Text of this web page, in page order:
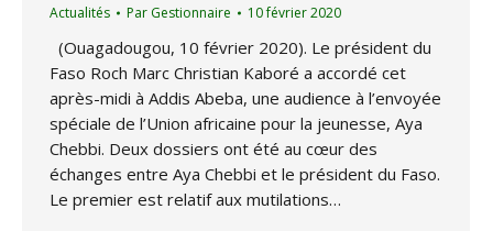
Actualités Par Gestionnaire 10 février 2020
(Ouagadougou, 10 février 2020). Le président du
Faso Roch Marc Christian Kaboré a accordé cet
après-midi à Addis Abeba, une audience à l’envoyée
spéciale de l’Union africaine pour la jeunesse, Aya
Chebbi. Deux dossiers ont été au cœur des
échanges entre Aya Chebbi et le président du Faso.
Le premier est relatif aux mutilations…